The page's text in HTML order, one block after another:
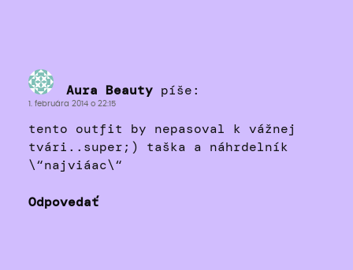
Aura Beauty píše:
1. februára 2014 o 22:15
tento outfit by nepasoval k vážnej
tvári..super;) taška a náhrdelník
\“najviáac\“
Odpovedať